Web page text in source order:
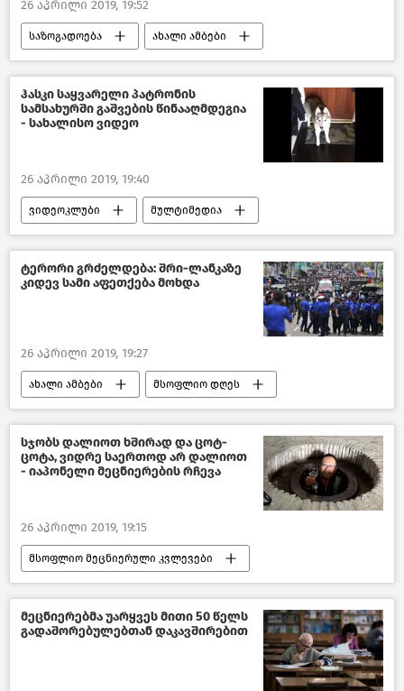
26 აპრილი 2019, 19:52
საზოგადოება ახალი ამბები
აღდგომა საქართველო
ჰასკი საყვარელი პატრონის
სამსახურში გაშვების წინააღმდეგია
- სახალისო ვიდეო
26 აპრილი 2019, 19:40
ვიდეოკლუბი მულტიმედია
სახალისო და საინტერესო ვიდეოები
ტერორი გრძელდება: შრი-ლანკაზე
კიდევ სამი აფეთქება მოხდა
26 აპრილი 2019, 19:27
ახალი ამბები მსოფლიო დღეს
მსოფლიოს ახალი ამბები
სჯობს დალიოთ ხშირად და ცოტ-
ცოტა, ვიდრე საერთოდ არ დალიოთ
- იაპონელი მეცნიერების რჩევა
26 აპრილი 2019, 19:15
მსოფლიო მეცნიერული კვლევები
მსოფლიოს ახალი ამბები
მეცნიერებმა უარყვეს მითი 50 წელს
გადაშორებულებთან დაკავშირებით